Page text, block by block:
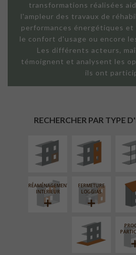
transformations réalisées
l'ampleur des travaux de
performances énergétiques et
le confort d'usage ou encore
Les différents acteurs,
témoignent et analysent les
ils ont
RECHERCHER PAR TYPE
EXTÉRIEURE
RÉAMÉNAGEMENT
INTÉRIEUR
FERMETURE
LOGGIAS
AMÉNAGEMENT
EXTÉRIEUR